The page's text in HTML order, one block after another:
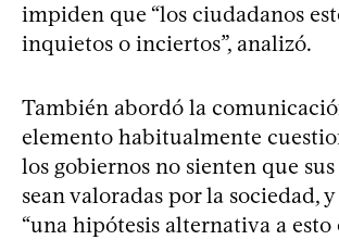
impiden que “los ciudadanos
inquietos o inciertos”, analizó.
También abordó la
elemento habitualmente
los gobiernos no sienten que
sean valoradas por la sociedad,
“una hipótesis alternativa a esto